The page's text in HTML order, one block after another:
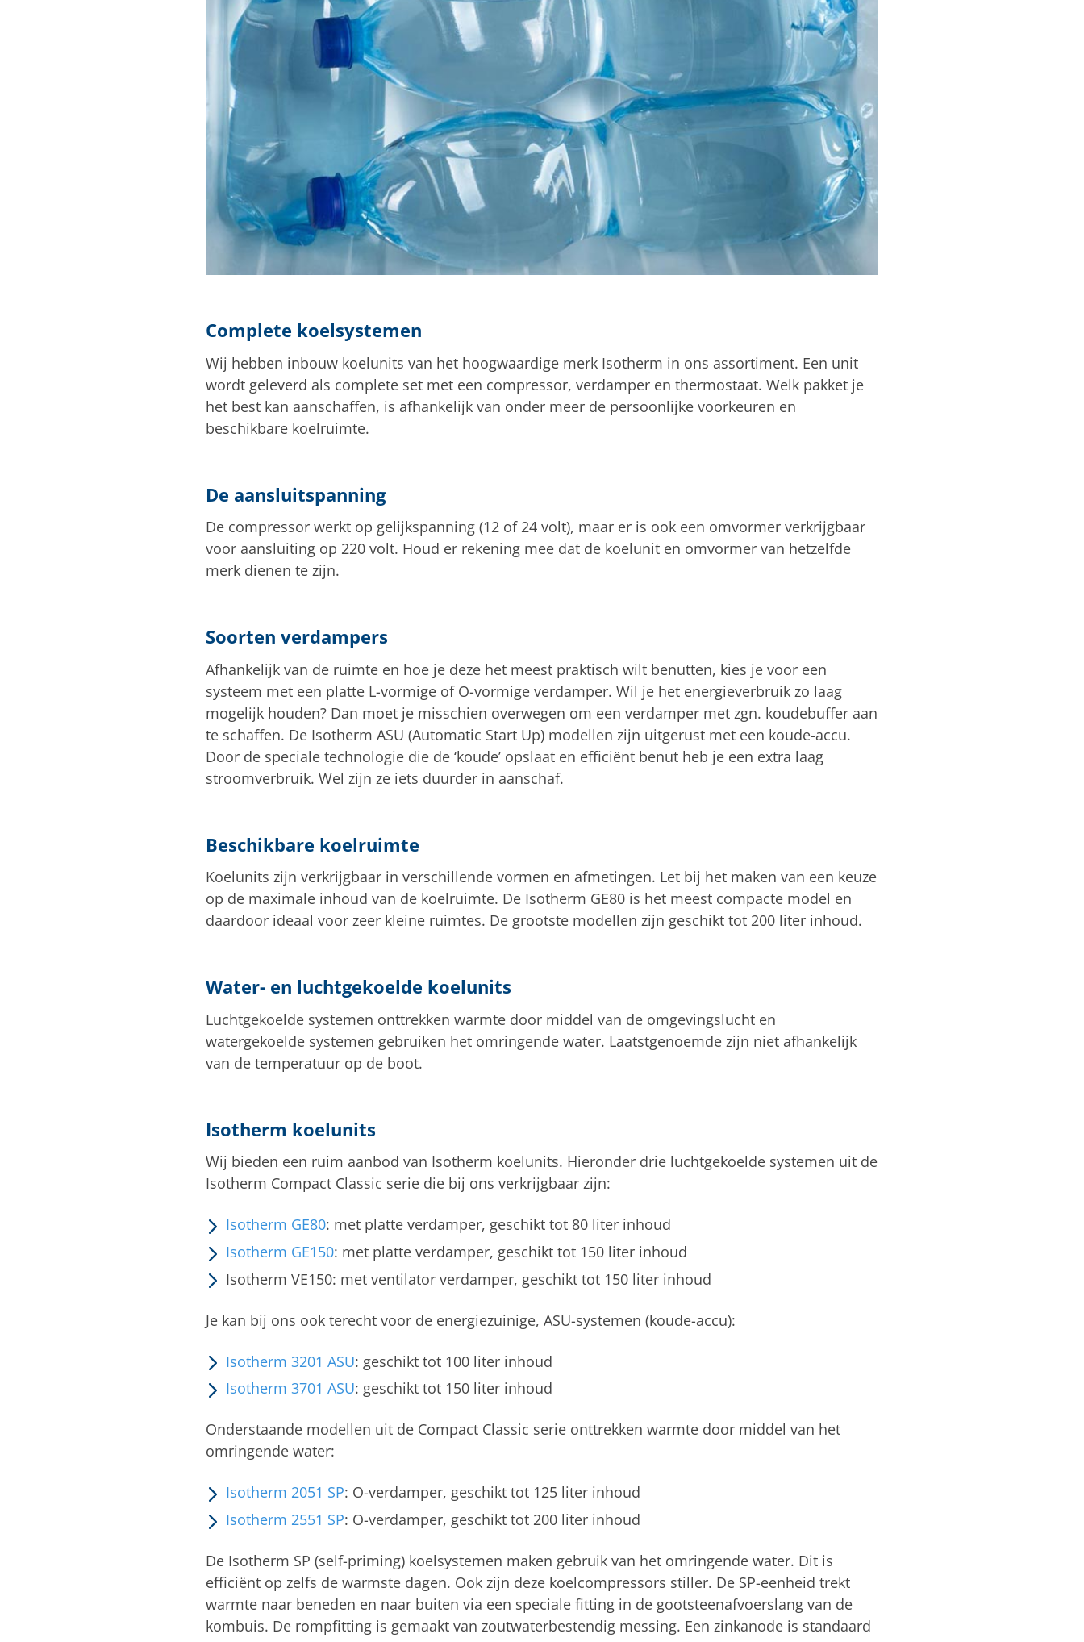
Complete koelsystemen
Wij hebben inbouw koelunits van het hoogwaardige merk Isotherm in ons assortiment. Een unit
wordt geleverd als complete set met een compressor, verdamper en thermostaat. Welk pakket je
het best kan aanschaffen, is afhankelijk van onder meer de persoonlijke voorkeuren en
beschikbare koelruimte.
De aansluitspanning
De compressor werkt op gelijkspanning (12 of 24 volt), maar er is ook een omvormer verkrijgbaar
voor aansluiting op 220 volt. Houd er rekening mee dat de koelunit en omvormer van hetzelfde
merk dienen te zijn.
Soorten verdampers
Afhankelijk van de ruimte en hoe je deze het meest praktisch wilt benutten, kies je voor een
systeem met een platte L-vormige of O-vormige verdamper. Wil je het energieverbruik zo laag
mogelijk houden? Dan moet je misschien overwegen om een verdamper met zgn. koudebuffer aan
te schaffen. De Isotherm ASU (Automatic Start Up) modellen zijn uitgerust met een koude-accu.
Door de speciale technologie die de ‘koude’ opslaat en efficiënt benut heb je een extra laag
stroomverbruik. Wel zijn ze iets duurder in aanschaf.
Beschikbare koelruimte
Koelunits zijn verkrijgbaar in verschillende vormen en afmetingen. Let bij het maken van een keuze
op de maximale inhoud van de koelruimte. De Isotherm GE80 is het meest compacte model en
daardoor ideaal voor zeer kleine ruimtes. De grootste modellen zijn geschikt tot 200 liter inhoud.
Water- en luchtgekoelde koelunits
Luchtgekoelde systemen onttrekken warmte door middel van de omgevingslucht en
watergekoelde systemen gebruiken het omringende water. Laatstgenoemde zijn niet afhankelijk
van de temperatuur op de boot.
Isotherm koelunits
Wij bieden een ruim aanbod van Isotherm koelunits. Hieronder drie luchtgekoelde systemen uit de
Isotherm Compact Classic serie die bij ons verkrijgbaar zijn:
Isotherm GE80: met platte verdamper, geschikt tot 80 liter inhoud
Isotherm GE150: met platte verdamper, geschikt tot 150 liter inhoud
Isotherm VE150: met ventilator verdamper, geschikt tot 150 liter inhoud
Je kan bij ons ook terecht voor de energiezuinige, ASU-systemen (koude-accu):
Isotherm 3201 ASU: geschikt tot 100 liter inhoud
Isotherm 3701 ASU: geschikt tot 150 liter inhoud
Onderstaande modellen uit de Compact Classic serie onttrekken warmte door middel van het
omringende water:
Isotherm 2051 SP: O-verdamper, geschikt tot 125 liter inhoud
Isotherm 2551 SP: O-verdamper, geschikt tot 200 liter inhoud
De Isotherm SP (self-priming) koelsystemen maken gebruik van het omringende water. Dit is
efficiënt op zelfs de warmste dagen. Ook zijn deze koelcompressors stiller. De SP-eenheid trekt
warmte naar beneden en naar buiten via een speciale fitting in de gootsteenafvoerslang van de
kombuis. De rompfitting is gemaakt van zoutwaterbestendig messing. Een zinkanode is standaard